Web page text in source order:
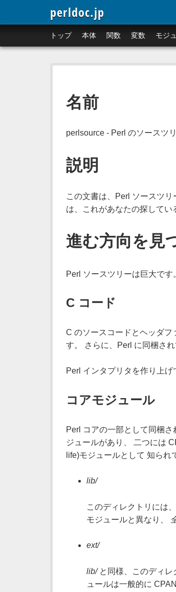
perldoc.jp
トップ 本体 関数 変数 モジ
名前
perlsource - Perl のソースツ
説明
この文書は、Perl ソースツ
は、これがあなたの探してい
進む方向を見
Perl ソースツリーは巨大で
C コード
C のソースコードとヘッダフ
す。 さらに、Perl に同梱さ
Perl インタプリタを作り上
コアモジュール
Perl コアの一部として同梱
ジュールがあり、 二つには
life)モジュールとして 知られ
lib/
このディレクトリには
モジュールと異なり、
ext/
lib/と同様、このディレ
ュールは一般的に